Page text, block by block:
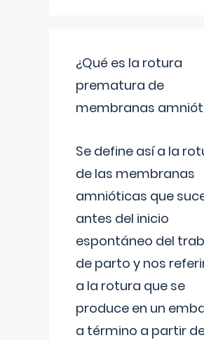
¿Qué es la rotura
prematura de
membranas
Se define así a la
de las membranas
amnióticas que
antes del inicio
espontáneo del
de parto y nos
a la rotura que se
produce en un
a término a partir